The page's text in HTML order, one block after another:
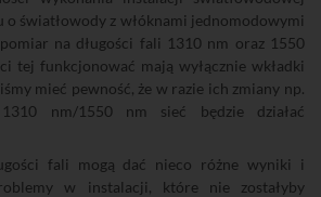
światłowody z włóknami jednomodowymi
na długości fali 1310 nm oraz 1550
tej funkcjonować mają wyłącznie wkładki
mieć pewność, że w razie ich zmiany np.
nm/1550 nm sieć będzie działać
fali mogą dać nieco różne wyniki i
w instalacji, które nie zostałyby